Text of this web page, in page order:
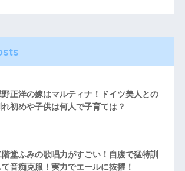
野正洋の嫁はマルティナ！ドイツ美人との
れ初めや子供は何人で子育ては？
階堂ふみの歌唱力がすごい！自腹で猛特訓
て音痴克服！実力でエールに抜擢！